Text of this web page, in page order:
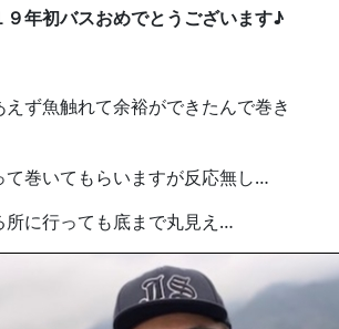
９年初バスおめでとうございます♪
ず魚触れて余裕ができたんで巻き
て巻いてもらいますが反応無し…
所に行っても底まで丸見え…